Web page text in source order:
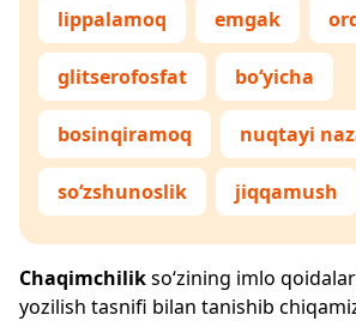
lippalamoq emgak
glitserofosfat bo‘yicha
bosinqiramoq nuqtayi
so‘zshunoslik jiqqamush
Chaqimchilikso‘zining imlo
yozilish tasnifi bilan tanishib